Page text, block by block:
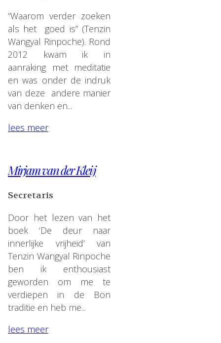
“Waarom verder zoeken
als het goed is” (Tenzin
Wangyal Rinpoche). Rond
2012 kwam ik in
aanraking met meditatie
en was onder de indruk
van deze andere manier
van denken en...
lees meer
Mirjam van der Kleij
Secretaris
Door het lezen van het
boek ‘De deur naar
innerlijke vrijheid’ van
Tenzin Wangyal Rinpoche
ben ik enthousiast
geworden om me te
verdiepen in de Bön
traditie en heb me...
lees meer